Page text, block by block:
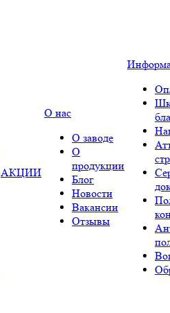
АКЦИИ
О нас
О заводе
О
продукции
Блог
Новости
Вакансии
Отзывы